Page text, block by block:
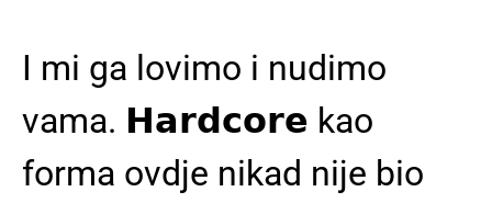
I mi ga lovimo i nudimo
vama. 𝗛𝗮𝗿𝗱𝗰𝗼𝗿𝗲 kao
forma ovdje nikad nije bio